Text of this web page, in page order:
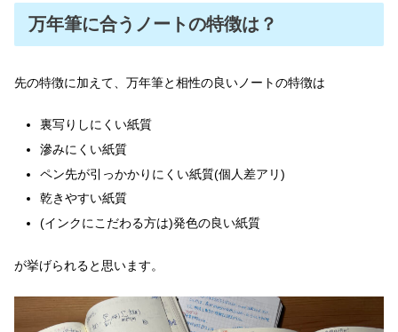
万年筆に合うノートの特徴は？
先の特徴に加えて、万年筆と相性の良いノートの特徴は
裏写りしにくい紙質
滲みにくい紙質
ペン先が引っかかりにくい紙質(個人差アリ)
乾きやすい紙質
(インクにこだわる方は)発色の良い紙質
が挙げられると思います。